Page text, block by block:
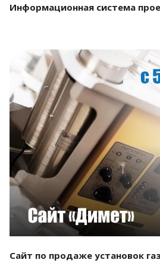
Информационная система
Смотреть проект
Сайт по продаже установок